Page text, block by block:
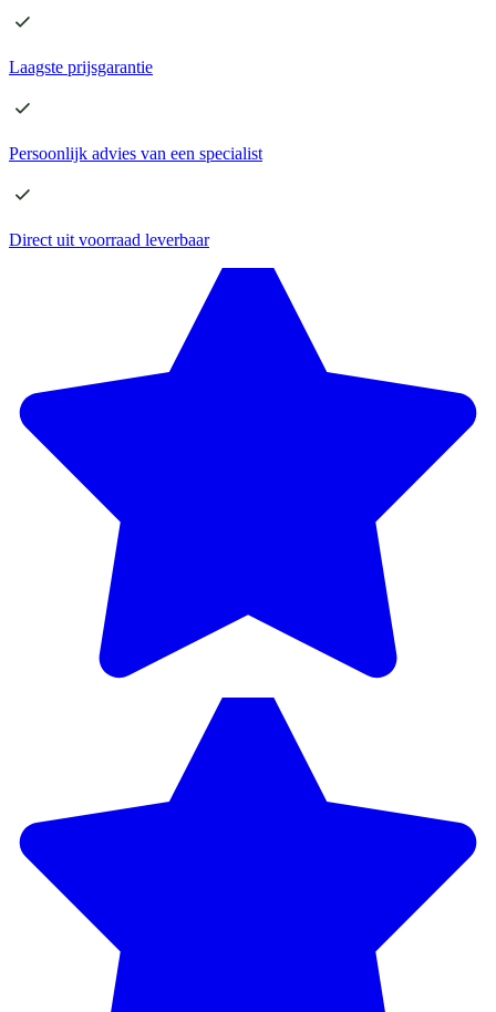
Laagste prijsgarantie
Persoonlijk advies van een specialist
Direct uit voorraad leverbaar